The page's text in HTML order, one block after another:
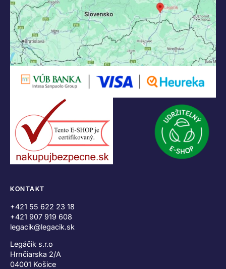
KONTAKT
+421 55 622 23 18
+421 907 919 608
legacik@legacik.sk
Legáčik s.r.o
Hrnčiarska 2/A
04001 Košice